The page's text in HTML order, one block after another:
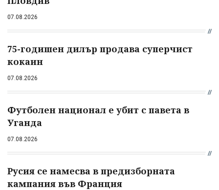
07.08.2026
75-годишен дилър продава суперчист
кокаин
07.08.2026
Футболен национал е убит с павета в
Уганда
07.08.2026
Русия се намесва в предизборната
кампания във Франция